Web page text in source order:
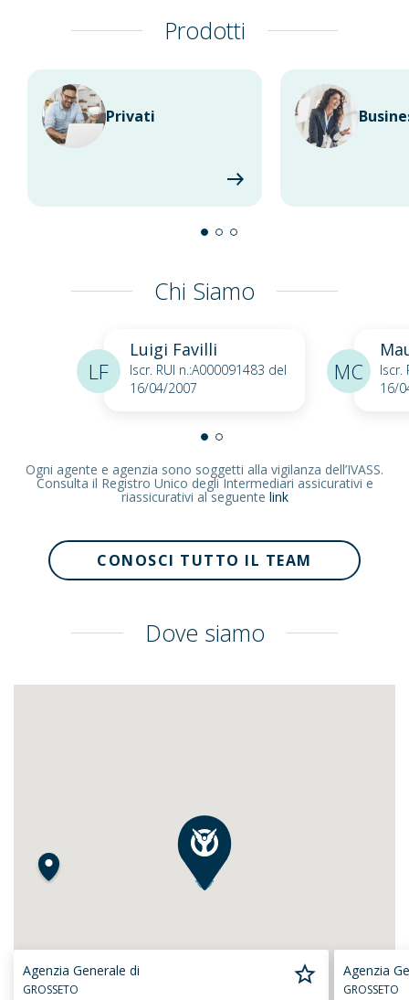
Prodotti
Privati
Chi Siamo
Luigi Favilli
Iscr. RUI n.:A000091483 del
16/04/2007
LF
Iscr.
16/
MC
Ogni agente e agenzia sono soggetti alla vigilanza dell’IVASS.
Consulta il Registro Unico degli Intermediari assicurativi e
riassicurativi al seguente link
CONOSCI TUTTO IL TEAM
Dove siamo
Agenzia Generale di
GROSSETO
Agenzia
GROSSETO